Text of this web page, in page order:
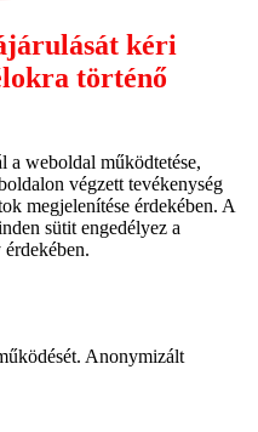
kéri
történő
a weboldal működtetése,
végzett tevékenység
megjelenítése érdekében. A
sütit engedélyez a
Anonymizált